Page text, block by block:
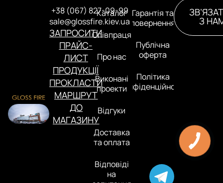
+38 (067) 827-09-99
sale@glossfire.kiev.ua
ЗАПРОСИТИ
ПРАЙС-
ЛИСТ
ПРОДУКЦІЇ
ПРОКЛАСТИ
МАРШРУТ
ДО
МАГАЗИНУ
Каталог
Співпраця
Про нас
Виконані
проекти
Відгуки
Доставка
та оплата
Відповіді
на
Гарантія та
повернення
Публічна
оферта
Політика
конфіденційності
З